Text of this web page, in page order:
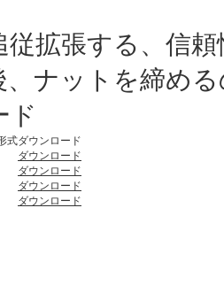
従拡張する、信
、ナットを締め
ド
式ダウンロード
ダウンロード
ダウンロード
ダウンロード
ダウンロード